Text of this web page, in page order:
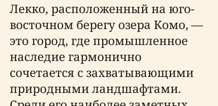
Лекко, расположенный на юго-
восточном берегу озера Комо, —
это город, где промышленное
наследие гармонично
сочетается с захватывающими
природными ландшафтами.